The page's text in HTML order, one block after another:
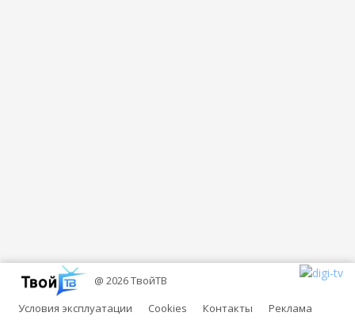
@ 2026 ТвойТВ
Условия эксплуатации
Cookies Контакты Реклама